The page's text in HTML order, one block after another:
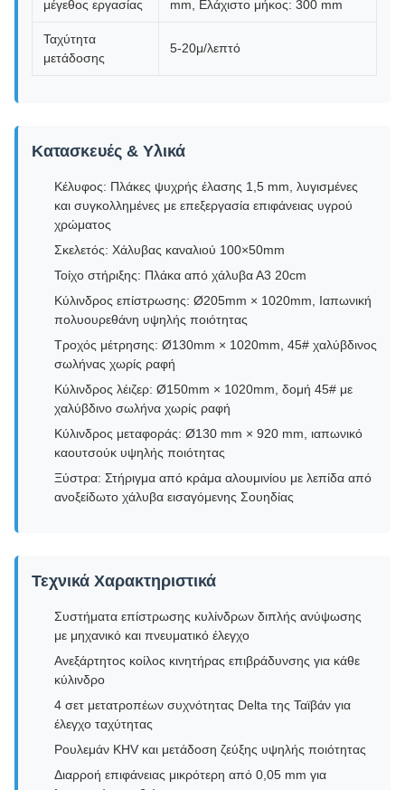
μέγεθος εργασίας
mm, Ελάχιστο μήκος: 300 mm
Ταχύτητα
μετάδοσης
5-20μ/λεπτό
Κατασκευές & Υλικά
Κέλυφος: Πλάκες ψυχρής έλασης 1,5 mm, λυγισμένες
και συγκολλημένες με επεξεργασία επιφάνειας υγρού
χρώματος
Σκελετός: Χάλυβας καναλιού 100×50mm
Τοίχο στήριξης: Πλάκα από χάλυβα Α3 20cm
Κύλινδρος επίστρωσης: Ø205mm × 1020mm, Ιαπωνική
πολυουρεθάνη υψηλής ποιότητας
Τροχός μέτρησης: Ø130mm × 1020mm, 45# χαλύβδινος
σωλήνας χωρίς ραφή
Κύλινδρος λέιζερ: Ø150mm × 1020mm, δομή 45# με
χαλύβδινο σωλήνα χωρίς ραφή
Κύλινδρος μεταφοράς: Ø130 mm × 920 mm, ιαπωνικό
καουτσούκ υψηλής ποιότητας
Ξύστρα: Στήριγμα από κράμα αλουμινίου με λεπίδα από
ανοξείδωτο χάλυβα εισαγόμενης Σουηδίας
Τεχνικά Χαρακτηριστικά
Συστήματα επίστρωσης κυλίνδρων διπλής ανύψωσης
με μηχανικό και πνευματικό έλεγχο
Ανεξάρτητος κοίλος κινητήρας επιβράδυνσης για κάθε
κύλινδρο
4 σετ μετατροπέων συχνότητας Delta της Ταϊβάν για
έλεγχο ταχύτητας
Ρουλεμάν KHV και μετάδοση ζεύξης υψηλής ποιότητας
Διαρροή επιφάνειας μικρότερη από 0,05 mm για